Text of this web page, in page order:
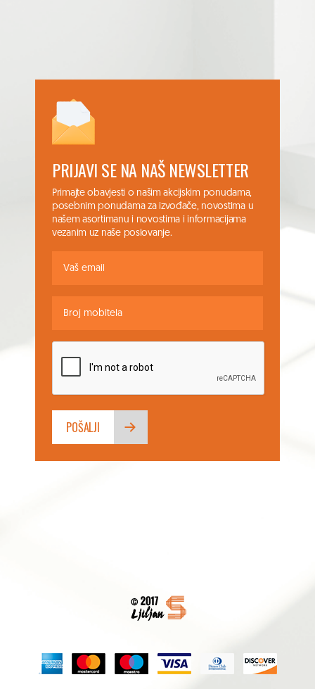
PRIJAVI SE NA NAŠ NEWSLETTER
Primajte obavjesti o našim akcijskim ponudama,
posebnim ponudama za izvođače, novostima u
našem asortimanu i novostima i informacijama
vezanim uz naše poslovanje.